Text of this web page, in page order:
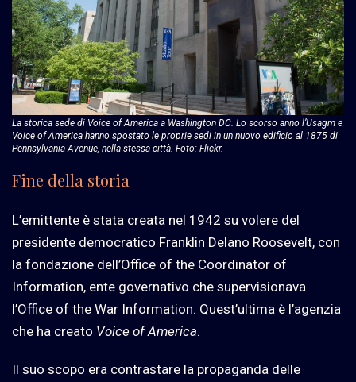
La storica sede di Voice of America a Washington DC. Lo scorso anno l’Usagm e
Voice of America hanno spostato le proprie sedi in un nuovo edificio al 1875 di
Pennsylvania Avenue, nella stessa città. Foto: Flickr.
Fine della storia
L’emittente è stata creata nel 1942 su volere del
presidente democratico Franklin Delano Roosevelt, con
la fondazione dell’Office of the Coordinator of
Information, ente governativo che supervisionava
l’Office of the War Information. Quest’ultima è l’agenzia
che ha creato Voice of America.
Il suo scopo era contrastare la propaganda delle